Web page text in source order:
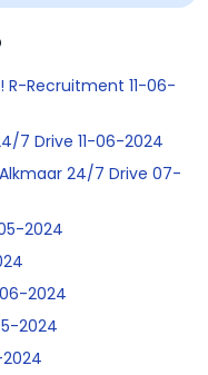
R-Recruitment 11-06-
7 Drive 11-06-2024
24/7 Drive 07-
2024
2024
2024